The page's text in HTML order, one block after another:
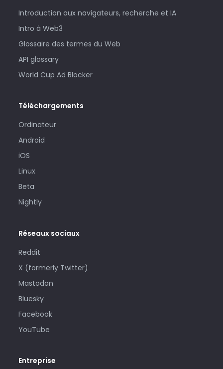
Introduction aux navigateurs, recherche et IA
Intro à Web3
Glossaire des termes du Web
API glossary
World Cup Ad Blocker
Téléchargements
Ordinateur
Android
iOS
Linux
Beta
Nightly
Réseaux sociaux
Reddit
X (formerly Twitter)
Mastodon
Bluesky
Facebook
YouTube
Entreprise